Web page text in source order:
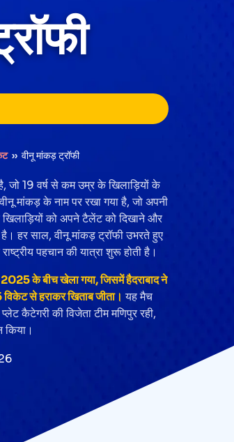
›› वीनू मांकड़ ट्रॉफी
जो 19 वर्ष से कम उम्र के खिलाड़ियों के
मांकड़ के नाम पर रखा गया है, जो अपनी
खिलाड़ियों को अपने टैलेंट को दिखाने और
हर साल, वीनू मांकड़ ट्रॉफी उभरते हुए
पहचान की यात्रा शुरू होती है।
के बीच खेला गया, जिसमें हैदराबाद ने
से हराकर खिताब जीता। यह मैच
कैटेगरी की विजेता टीम मणिपुर रही,
किया।